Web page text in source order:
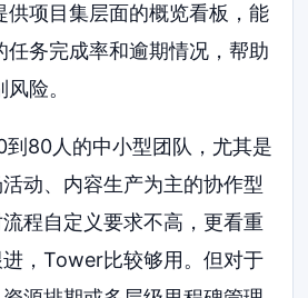
供项目集层面的概览看板，能
任务完成率和逾期情况，帮助
险。
到80人的中小型团队，尤其是
动、内容生产为主的协作型
程自定义要求不高，更看重
，Tower比较够用。但对于